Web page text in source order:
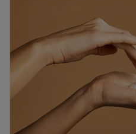
Venerdì
Sabato
Domenica
Il centro estetico Dedicato a
2013 e si dedica alla cura
relax nel mezzo della